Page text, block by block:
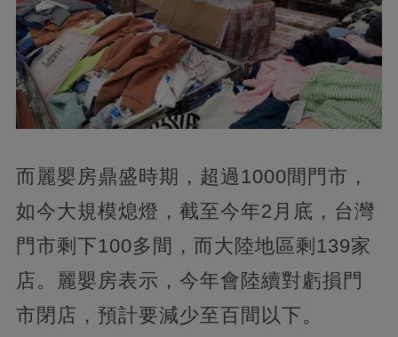
而麗嬰房鼎盛時期，超過1000間門市，
如今大規模熄燈，截至今年2月底，台灣
門市剩下100多間，而大陸地區剩139家
店。麗嬰房表示，今年會陸續對虧損門
市閉店，預計要減少至百間以下。